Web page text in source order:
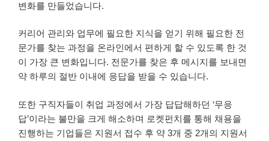
변화를 만들었습니다.
커리어 관리와 업무에 필요한 지식을 얻기 위해 필요한 전
문가를 찾는 과정을 온라인에서 편하게 할 수 있도록 한 것
이 가장 큰 변화입니다. 전문가를 찾은 후 메시지를 보내면
약 하루의 절반 이내에 응답을 받을 수 있습니다.
또한 구직자들이 취업 과정에서 가장 답답해하던 ‘무응
답’이라는 불만을 크게 해소하며 로켓펀치를 통해 채용을
진행하는 기업들은 지원서 접수 후 약 3개 중 2개의 지원서